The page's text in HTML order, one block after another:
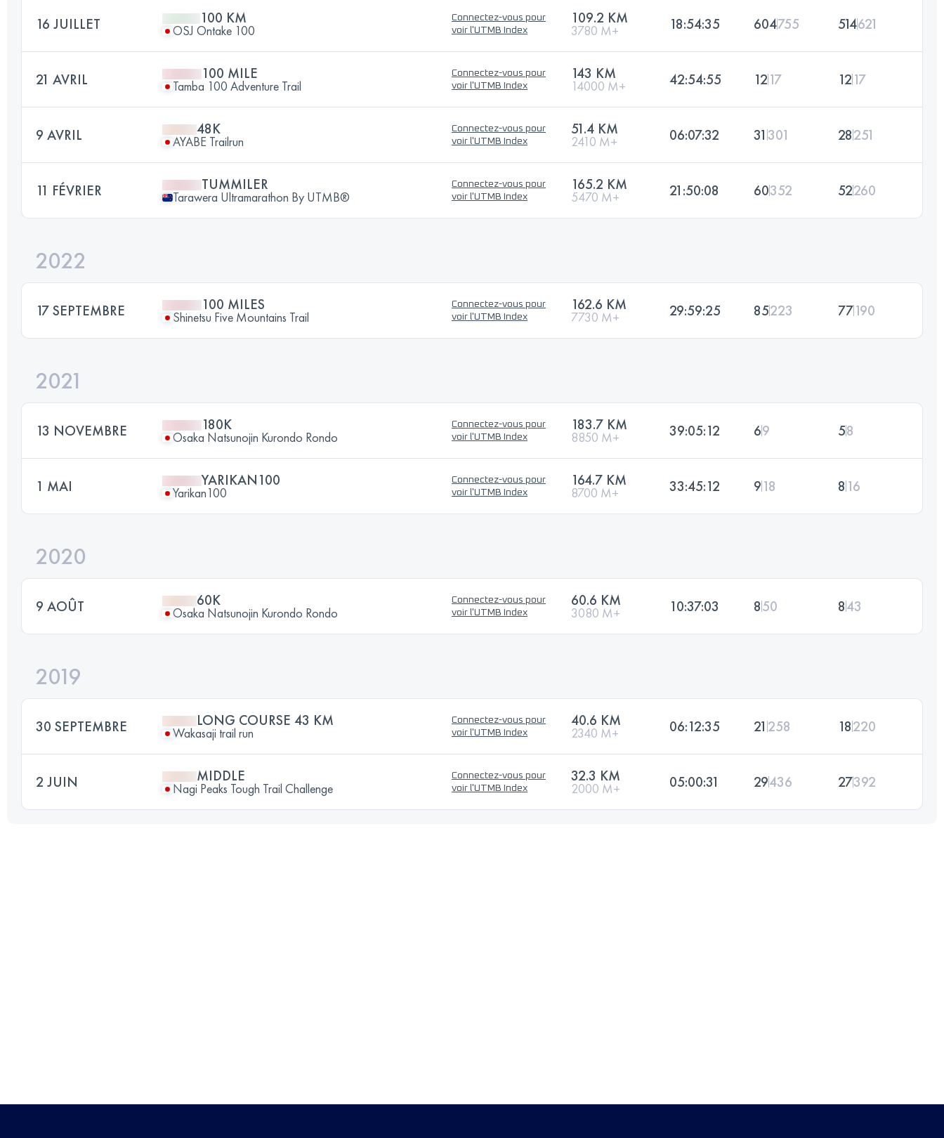
16 JUILLET 100 KM
OSJ Ontake 100
Connectez-vous pour
voir l'UTMB Index
109.2 KM
3780 M+ 18:54:35 604755 514621
21 AVRIL 100 MILE
Tamba 100 Adventure Trail
Connectez-vous pour
voir l'UTMB Index
143 KM
14000 M+ 42:54:55 1217 1217
9 AVRIL 48K
AYABE Trailrun
Connectez-vous pour
voir l'UTMB Index
51.4 KM
2410 M+ 06:07:32 31301 28251
11 FÉVRIER TUMMILER
Tarawera Ultramarathon By UTMB®
Connectez-vous pour
voir l'UTMB Index
165.2 KM
5470 M+ 21:50:08 60352 52260
2022
17 SEPTEMBRE 100 MILES
Shinetsu Five Mountains Trail
Connectez-vous pour
voir l'UTMB Index
162.6 KM
7730 M+ 29:59:25 85223 77190
2021
13 NOVEMBRE 180K
Osaka Natsunojin Kurondo Rondo
Connectez-vous pour
voir l'UTMB Index
183.7 KM
8850 M+ 39:05:12 69 58
1 MAI YARIKAN100
Yarikan100
Connectez-vous pour
voir l'UTMB Index
164.7 KM
8700 M+ 33:45:12 918 8 16
2020
9 AOÛT 60K
Osaka Natsunojin Kurondo Rondo
Connectez-vous pour
voir l'UTMB Index
60.6 KM
3080 M+ 10:37:03 850 843
2019
30 SEPTEMBRE LONG COURSE 43 KM
Wakasaji trail run
Connectez-vous pour
voir l'UTMB Index
40.6 KM
2340 M+ 06:12:35 21 258 18220
2 JUIN MIDDLE
Nagi Peaks Tough Trail Challenge
Connectez-vous pour
voir l'UTMB Index
32.3 KM
2000 M+ 05:00:31 29436 27392